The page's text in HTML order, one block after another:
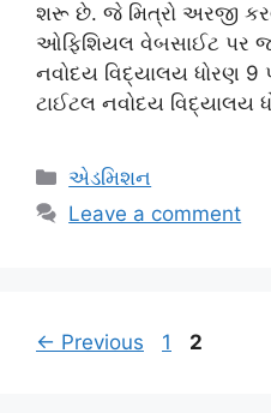
શરૂ છે. જે મિત્રો અરજી
ઓફિશિયલ વેબસાઈટ પર
નવોદય વિદ્યાલય ધોરણ 9
ટાઈટલ નવોદય વિદ્યાલય
Categories
એડમિશન
Leave a comment
← Previous Page
1 Page
2